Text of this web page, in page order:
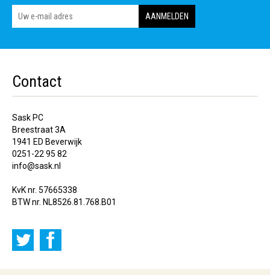
Contact
Sask PC
Breestraat 3A
1941 ED Beverwijk
0251-22 95 82
info@sask.nl
KvK nr. 57665338
BTW nr. NL8526.81.768.B01